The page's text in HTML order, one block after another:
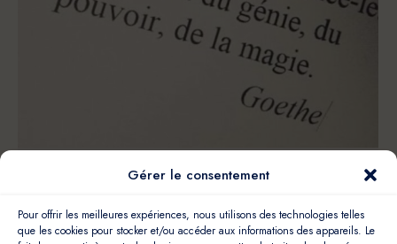
Gérer le consentement
Pour offrir les meilleures expériences, nous utilisons des technologies telles
que les cookies pour stocker et/ou accéder aux informations des appareils. Le
Quoi que tu rêves d’entreprendre,
commence-le
Ecologie personnelle,Entreprenariat,Impact et sens,